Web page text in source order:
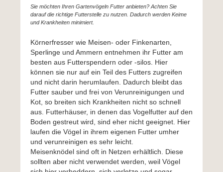
Sie möchten Ihren Gartenvögeln Futter anbieten? Achten Sie
darauf die richtige Futterstelle zu nutzen. Dadurch werden Keime
und Krankheiten minimiert.
Körnerfresser wie Meisen- oder Finkenarten,
Sperlinge und Ammern entnehmen ihr Futter am
besten aus Futterspendern oder -silos. Hier
können sie nur auf ein Teil des Futters zugreifen
und nicht darin herumlaufen. Dadurch bleibt das
Futter sauber und frei von Verunreinigungen und
Kot, so breiten sich Krankheiten nicht so schnell
aus. Futterhäuser, in denen das Vogelfutter auf den
Boden gestreut wird, sind eher nicht geeignet. Hier
laufen die Vögel in ihrem eigenen Futter umher
und verunreinigen es sehr leicht.
Meisenknödel sind oft in Netzen erhältlich. Diese
sollten aber nicht verwendet werden, weil Vögel